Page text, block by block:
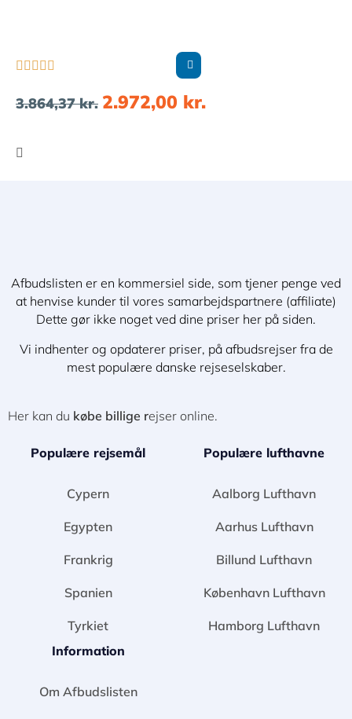
    
3.864,37kr. 2.972,00 kr.
Afbudslisten er en kommersiel side, som tjener penge ved
at henvise kunder til vores samarbejdspartnere (affiliate)
Dette gør ikke noget ved dine priser her på siden.
Vi indhenter og opdaterer priser, på afbudsrejser fra de
mest populære danske rejseselskaber.
Her kan du købe billige rejser online.
Populære rejsemål
Cypern
Egypten
Frankrig
Spanien
Tyrkiet
Populære lufthavne
Aalborg Lufthavn
Aarhus Lufthavn
Billund Lufthavn
København Lufthavn
Hamborg Lufthavn
Information
Om Afbudslisten